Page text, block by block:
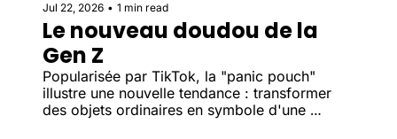
Jul 22, 2026 • 1 min read
Le nouveau doudou de la
Gen Z
Popularisée par TikTok, la "panic pouch"
illustre une nouvelle tendance : transformer
des objets ordinaires en symbole d'une